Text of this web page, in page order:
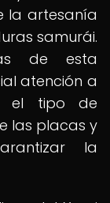
la artesanía
samurái.
de esta
atención a
el tipo de
las placas y
la